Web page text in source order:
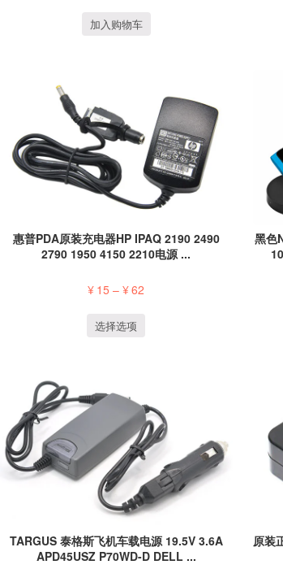
加入购物车
惠普PDA原装充电器HP IPAQ 2190 2490
2790 1950 4150 2210电源 ...
¥ 15 –¥62
选择选项
黑色
TARGUS 泰格斯飞机车载电源 19.5V 3.6A
APD45USZ P70WD-D DELL ...
原装